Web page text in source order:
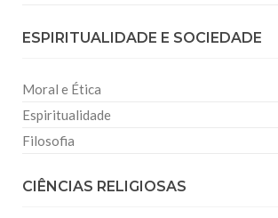
ESPIRITUALIDADE E SOCIEDADE
Moral e Ética
Espiritualidade
Filosofia
CIÊNCIAS RELIGIOSAS